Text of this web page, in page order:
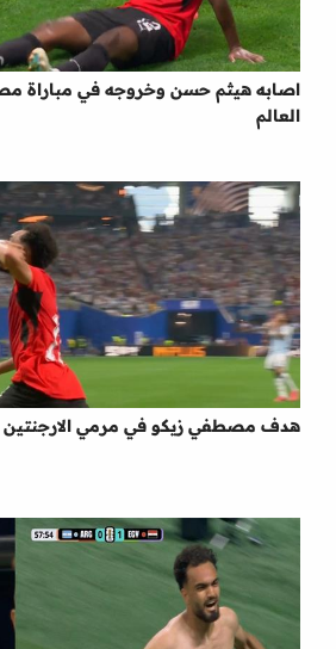
اصابه هيثم حسن وخروجه في مباراة
العالم
هدف مصطفي زيكو في مرمي الارجنتين